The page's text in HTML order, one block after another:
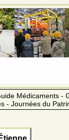
Médicaments -
- Journées du